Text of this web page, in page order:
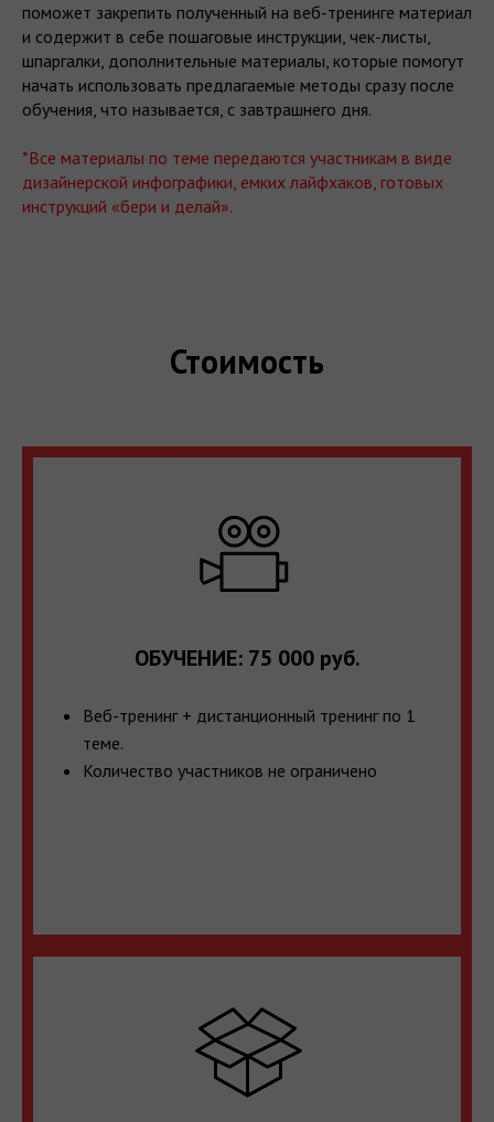
поможет закрепить полученный на веб-тренинге материал
и содержит в себе пошаговые инструкции, чек-листы,
шпаргалки, дополнительные материалы, которые помогут
начать использовать предлагаемые методы сразу после
обучения, что называется, с завтрашнего дня.
*Все материалы по теме передаются участникам в виде
дизайнерской инфографики, емких лайфхаков, готовых
инструкций «бери и делай».
Стоимость
ОБУЧЕНИЕ: 75 000 руб.
Веб-тренинг + дистанционный тренинг по 1
теме.
Количество участников не ограничено